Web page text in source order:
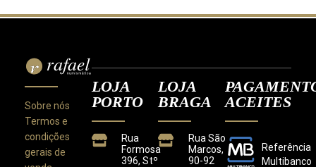
Sobre nós
Termos e
condições
gerais de
LOJA
PORTO
Rua
Formosa
396, Stº
LOJA
BRAGA
Rua São
Marcos,
90-92
ACEITES
Referência
Multibanco